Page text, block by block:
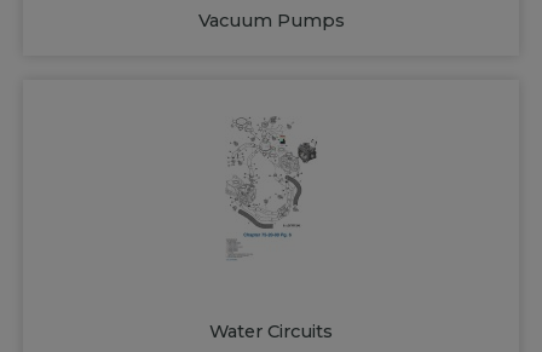
Vacuum Pumps
Water Circuits